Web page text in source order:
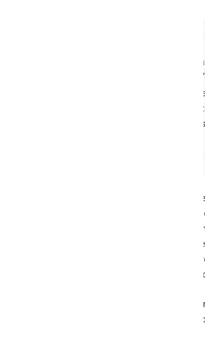
V torek, 20. oktobra, ko je bilo
tujini, umrlo pa je 10 oseb, ne 8,
okolici: Ljutomer (7), Ormož (4),
Sveti Tomaž (1), Radenci (1),
Moravske Toplice (6), Beltinci (5),
(2), Gornji Petrovci (1), Šalovci (1),
V pomurski statistični regiji je
je aktivnih 866 okužb (14-dnevna
Aktualno stanje lahko spremljate